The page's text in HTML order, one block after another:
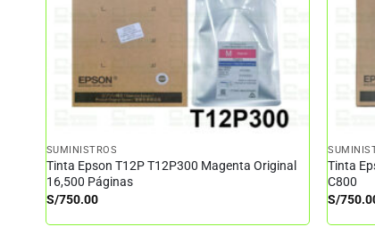
SUMINISTROS
Tinta Epson T12P T12P300 Magenta Original
16,500 Páginas
S/750.00
Tinta
C800
S/